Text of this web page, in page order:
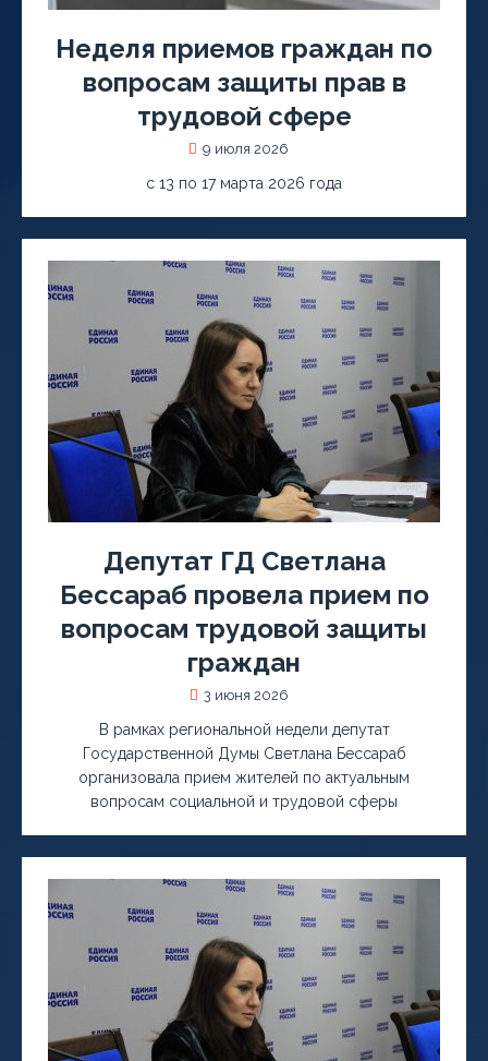
Неделя приемов граждан по
вопросам защиты прав в
трудовой сфере
9 июля 2026
с 13 по 17 марта 2026 года
Депутат ГД Светлана
Бессараб провела прием по
вопросам трудовой защиты
граждан
3 июня 2026
В рамках региональной недели депутат
Государственной Думы Светлана Бессараб
организовала прием жителей по актуальным
вопросам социальной и трудовой сферы